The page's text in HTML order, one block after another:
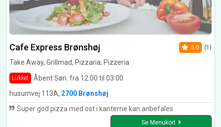
Cafe Express Brønshøj
Take Away, Grillmad, Pizzaria, Pizzeria
Lukket Åbent Søn. fra 12:00 til 03:00
5.0 (1)
husumvej 113A, 2700 Brønshøj
Super god pizza med ost i kanterne kan anbefales
Se Menukort